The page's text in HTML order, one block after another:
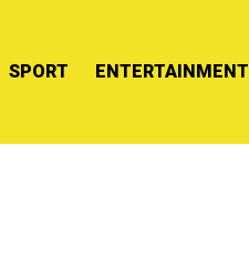
SPORT ENTERTAINMENT